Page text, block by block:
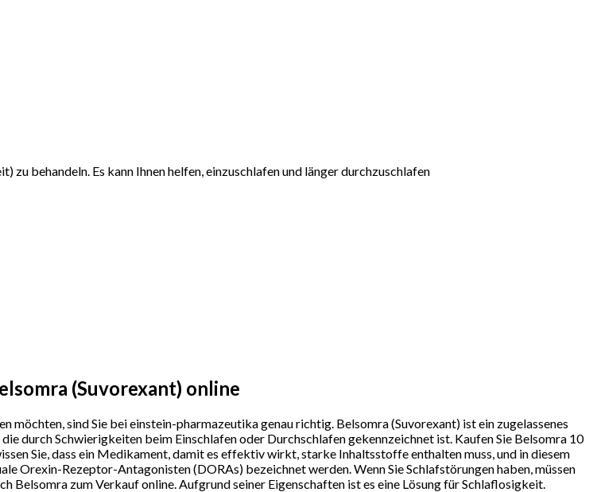
behandeln. Es kann Ihnen helfen, einzuschlafen und länger durchzuschlafen
(Suvorexant) online
möchten, sind Sie bei einstein-pharmazeutika genau richtig. Belsomra (Suvorexant) ist ein zugelassenes
durch Schwierigkeiten beim Einschlafen oder Durchschlafen gekennzeichnet ist. Kaufen Sie Belsomra 10
Sie, dass ein Medikament, damit es effektiv wirkt, starke Inhaltsstoffe enthalten muss, und in diesem
Orexin-Rezeptor-Antagonisten (DORAs) bezeichnet werden. Wenn Sie Schlafstörungen haben, müssen
Belsomra zum Verkauf online. Aufgrund seiner Eigenschaften ist es eine Lösung für Schlaflosigkeit.